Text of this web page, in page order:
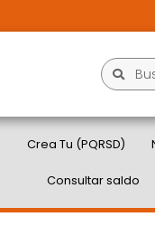
Crea Tu (PQRSD)
Consultar saldo